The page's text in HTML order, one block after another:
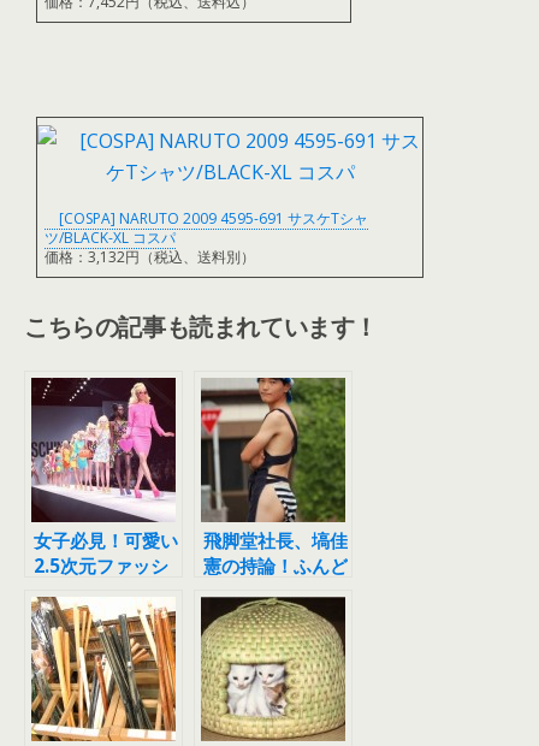
[COSPA] NARUTO 2009 4595-691 サスケTシャ
ツ/BLACK-XL コスパ
価格：3,132円（税込、送料別）
こちらの記事も読まれています！
女子必見！可愛い
2.5次元ファッシ
ョンアクセサリー
まとめ★セーラー
ムーン・サンリオ
等
飛脚堂社長、塙佳
憲の持論！ふんど
しの作り方＆なり
たい自分の作り
方。